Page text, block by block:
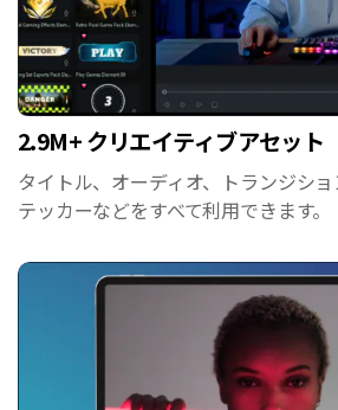
2.9M+ クリエイティブアセット
タイトル、オーディオ、トランジシ
テッカーなどをすべて利用できます。